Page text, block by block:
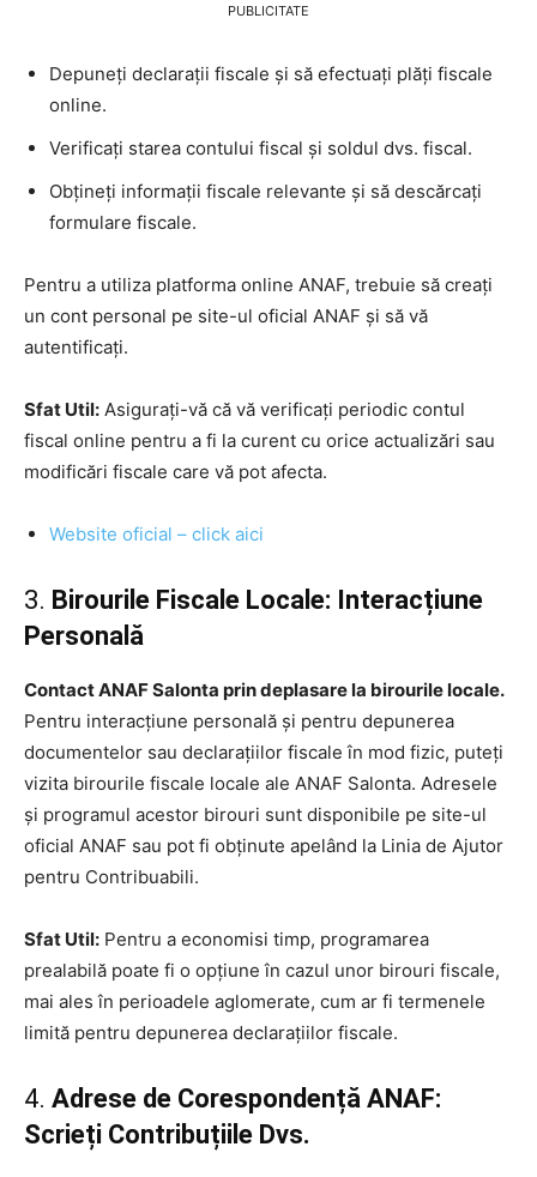
PUBLICITATE
Depuneți declarații fiscale și să efectuați plăți fiscale
online.
Verificați starea contului fiscal și soldul dvs. fiscal.
Obțineți informații fiscale relevante și să descărcați
formulare fiscale.
Pentru a utiliza platforma online ANAF, trebuie să creați
un cont personal pe site-ul oficial ANAF și să vă
autentificați.
Sfat Util: Asigurați-vă că vă verificați periodic contul
fiscal online pentru a fi la curent cu orice actualizări sau
modificări fiscale care vă pot afecta.
Website oficial – click aici
3. Birourile Fiscale Locale: Interacțiune
Personală
Contact ANAF Salonta prin deplasare la birourile locale.
Pentru interacțiune personală și pentru depunerea
documentelor sau declarațiilor fiscale în mod fizic, puteți
vizita birourile fiscale locale ale ANAF Salonta. Adresele
și programul acestor birouri sunt disponibile pe site-ul
oficial ANAF sau pot fi obținute apelând la Linia de Ajutor
pentru Contribuabili.
Sfat Util: Pentru a economisi timp, programarea
prealabilă poate fi o opțiune în cazul unor birouri fiscale,
mai ales în perioadele aglomerate, cum ar fi termenele
limită pentru depunerea declarațiilor fiscale.
4. Adrese de Corespondență ANAF:
Scrieți Contribuțiile Dvs.